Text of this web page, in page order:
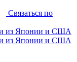
Связаться по